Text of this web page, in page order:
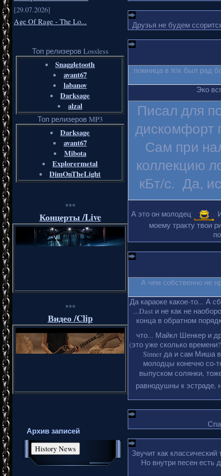
[29.07.2026]
Age Of Rage - The Lo...
Топ релизеров Lossless
Snaggletooth
avant67
labanov
Darksage
alzal
Топ релизеров MP3
Darksage
avant67
Mibota
Explorermetal
DimOnTheLight
***
Концерты /Live
***
Видео /Clip
Архив записей
Друзья не будем
помница в 80х был рад
Эко
Писал для
дискомфорт
Сам при
коллекцию
кБт/с. Да,
А это он молодец
моему тракту твои
А чем собственно не
Да караоке какое-то... А
...Dast и не как не
конца в обратном
что... Майкл Шенкер и
(это уже сколько
Sinner да и сам Миша
молодцы конечно со-
выпуском солянки,
равнодушны к эстраде,
Звучит как
Но внутри песен есть